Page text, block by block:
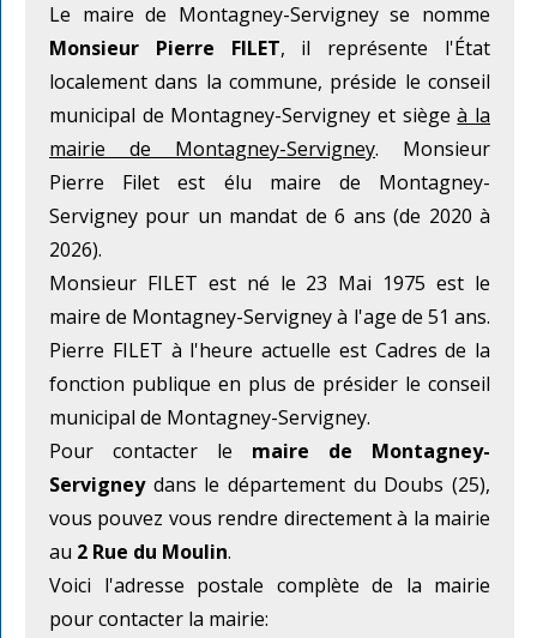
Le maire de Montagney-Servigney se nomme
Monsieur Pierre FILET, il représente l'État
localement dans la commune, préside le conseil
municipal de Montagney-Servigney et siègeà la
mairie de Montagney-Servigney. Monsieur
Pierre Filet est élu maire de Montagney-
Servigney pour un mandat de 6 ans (de 2020 à
2026).
Monsieur FILET est né le 23 Mai 1975 est le
maire de Montagney-Servigney à l'age de 51 ans.
Pierre FILET à l'heure actuelle est Cadres de la
fonction publique en plus de présider le conseil
municipal de Montagney-Servigney.
Pour contacter le maire de Montagney-
Servigneydans le département du Doubs (25),
vous pouvez vous rendre directement à la mairie
au 2 Rue du Moulin.
Voici l'adresse postale complète de la mairie
pour contacter la mairie: